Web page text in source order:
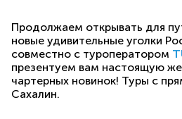
Продолжаем открывать для
новые удивительные уголки
совместно с туроператором
презентуем вам настоящую
чартерных новинок! Туры с
Сахалин.